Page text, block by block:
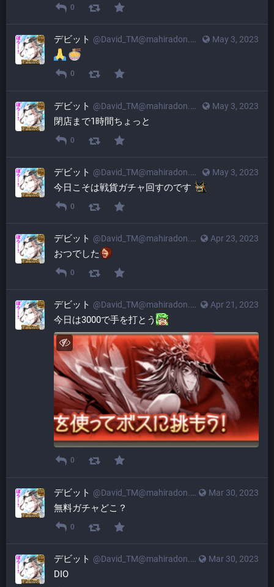
0
May 3, 2023
デビット @David_TM@mahiradon.com
0
May 3, 2023
デビット @David_TM@mahiradon.com
閉店まで1時間ちょっと
0
May 3, 2023
デビット @David_TM@mahiradon.com
今日こそは戦貨ガチャ回すのです
0
Apr 23, 2023
デビット @David_TM@mahiradon.com
おつでした​
0
Apr 21, 2023
デビット @David_TM@mahiradon.com
今日は3000で手を打とう​
0
Mar 30, 2023
デビット @David_TM@mahiradon.com
無料ガチャどこ？
0
Mar 30, 2023
デビット @David_TM@mahiradon.com
DIO